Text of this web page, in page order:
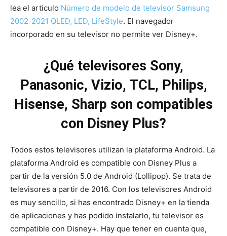
lea el artículo Número de modelo de televisor Samsung
2002-2021 QLED, LED, LifeStyle. El navegador
incorporado en su televisor no permite ver Disney+.
¿Qué televisores Sony,
Panasonic, Vizio, TCL, Philips,
Hisense, Sharp son compatibles
con Disney Plus?
Todos estos televisores utilizan la plataforma Android. La
plataforma Android es compatible con Disney Plus a
partir de la versión 5.0 de Android (Lollipop). Se trata de
televisores a partir de 2016. Con los televisores Android
es muy sencillo, si has encontrado Disney+ en la tienda
de aplicaciones y has podido instalarlo, tu televisor es
compatible con Disney+. Hay que tener en cuenta que,